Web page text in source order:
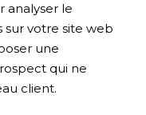
analyser le
votre site web
une
qui ne
client.